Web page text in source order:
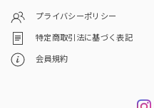
プライバシーポリシー
特定商取引法に基づく表記
会員規約